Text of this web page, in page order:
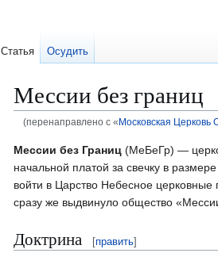
Мессии без границ
(перенаправлено с « Московская Церковь
Перейти
к
навигации
Перейти
к
поиску
Мессии без Границ (МеБеГр) —
начальной платой за свечку в
войти в Царство Небесное церковные
сразу же выдвинуло общество
Доктрина [править]
Статья Осудить